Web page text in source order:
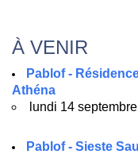
À VENIR
Pablof -
Athéna
lundi 14
Pablof - Sieste